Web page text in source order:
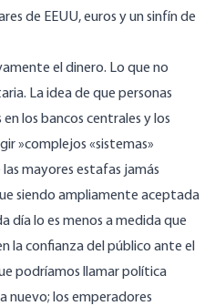
de EEUU, euros y un sinfín de
el dinero. Lo que no
La idea de que personas
los bancos centrales y los
»complejos «sistemas»
mayores estafas jamás
siendo ampliamente aceptada
día lo es menos a medida que
la confianza del público ante el
podríamos llamar política
nuevo; los emperadores